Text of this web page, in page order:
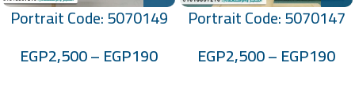
Portrait Code: 5070147
EGP190
–
EGP2,500
Portrait Code: 5070149
EGP190
–
EGP2,500